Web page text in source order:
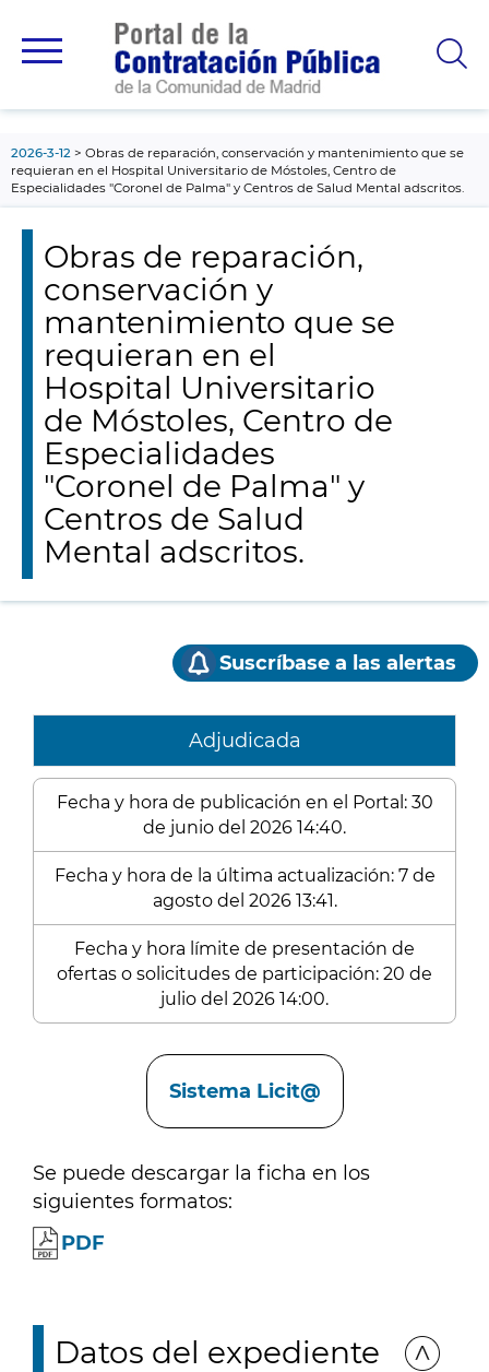
principal
2026-3-12
Obras de reparación, conservación y mantenimiento que se
requieran en el Hospital Universitario de Móstoles, Centro de
Especialidades "Coronel de Palma" y Centros de Salud Mental adscritos.
Obras de reparación,
conservación y
mantenimiento que se
requieran en el
Hospital Universitario
de Móstoles, Centro de
Especialidades
"Coronel de Palma" y
Centros de Salud
Mental adscritos.
Suscríbase a las alertas
Adjudicada
Fecha y hora de publicación en el Portal: 30
de junio del 2026 14:40.
Fecha y hora de la última actualización: 7 de
agosto del 2026 13:41.
Fecha y hora límite de presentación de
ofertas o solicitudes de participación: 20 de
julio del 2026 14:00.
Sistema Licit@
Se puede descargar la ficha en los
siguientes formatos:
PDF
Datos del expediente